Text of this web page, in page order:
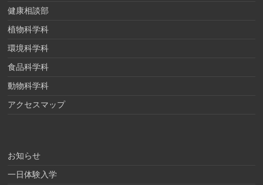
健康相談部
植物科学科
環境科学科
食品科学科
動物科学科
アクセスマップ
お知らせ
一日体験入学